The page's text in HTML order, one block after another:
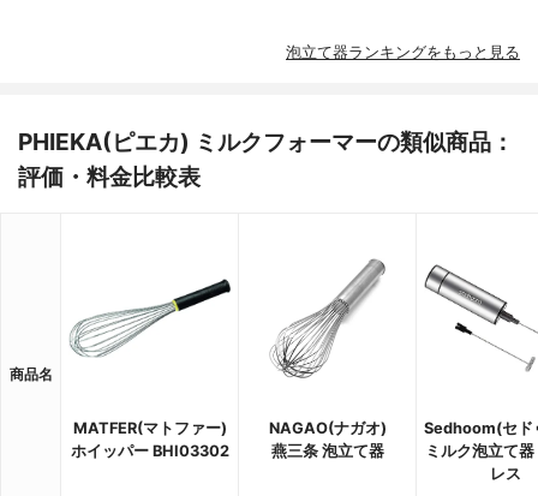
泡立て器ランキングをもっと見る
PHIEKA(ピエカ) ミルクフォーマーの類似商品：
評価・料金比較表
商品名
MATFER(マトファー)
ホイッパー BHI03302
NAGAO(ナガオ)
燕三条 泡立て器
Sedhoom(セド
ミルク泡立て
レス